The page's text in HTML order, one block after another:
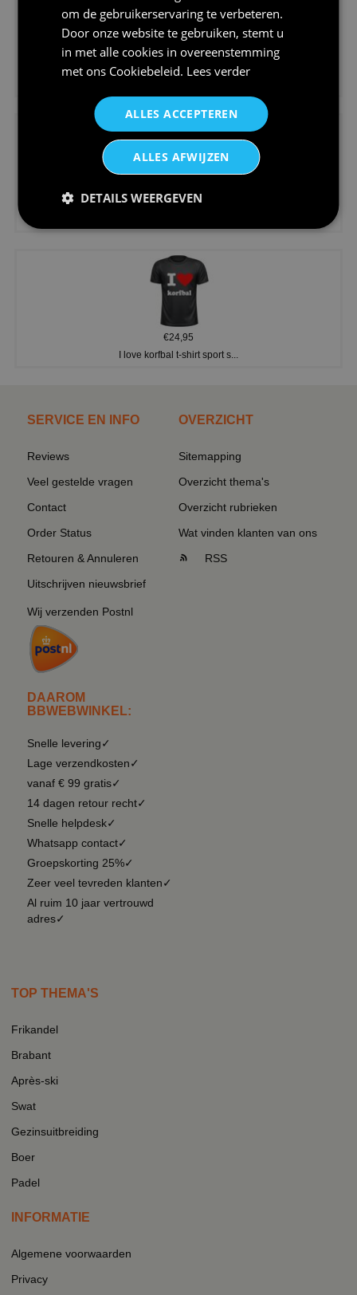
€24,95
€24,95
€24,95
I love korfbal t-shirt sport s...
SERVICE EN INFO
Reviews
Veel gestelde vragen
Contact
Order Status
Retouren & Annuleren
Uitschrijven nieuwsbrief
Wij verzenden Postnl
DAAROM
BBWEBWINKEL:
Snelle levering✓
Lage verzendkosten✓
vanaf € 99 gratis✓
14 dagen retour recht✓
Snelle helpdesk✓
Whatsapp contact✓
Groepskorting 25%✓
Zeer veel tevreden klanten✓
Al ruim 10 jaar vertrouwd
adres✓
OVERZICHT
Sitemapping
Overzicht thema's
Overzicht rubrieken
Wat vinden klanten van ons
RSS
TOP THEMA'S
Frikandel
Brabant
Après-ski
Swat
Gezinsuitbreiding
Boer
Padel
INFORMATIE
Algemene voorwaarden
Privacy
om de gebruikerservaring te verbeteren.
Door onze website te gebruiken, stemt u
in met alle cookies in overeenstemming
met ons Cookiebeleid. Lees verder
ALLES ACCEPTEREN
ALLES AFWIJZEN
DETAILS WEERGEVEN